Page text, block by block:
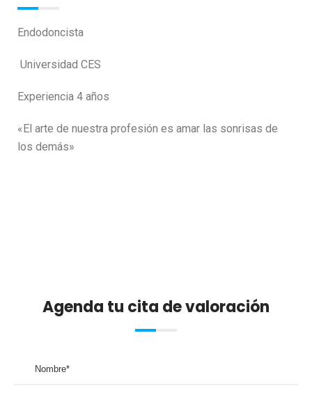
Endodoncista
Universidad CES
Experiencia 4 años
«El arte de nuestra profesión es amar las sonrisas de
los demás»
Agenda tu cita de valoración